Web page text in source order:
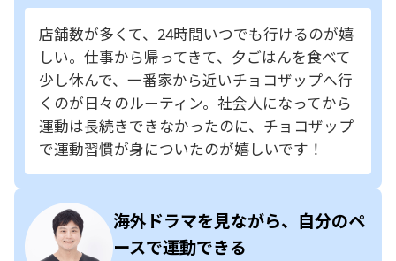
店舗数が多くて、24時間いつでも行けるのが嬉
しい。仕事から帰ってきて、夕ごはんを食べて
少し休んで、一番家から近いチョコザップへ行
くのが日々のルーティン。社会人になってから
運動は長続きできなかったのに、チョコザップ
で運動習慣が身についたのが嬉しいです！
海外ドラマを見ながら、自分のペ
ースで運動できる